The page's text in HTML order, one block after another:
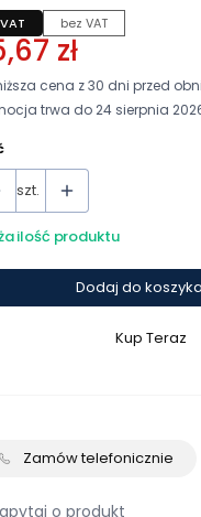
bez VAT
zł
cena z 30 dni przed
trwa do 24 sierpnia
szt.
ilość produktu
Dodaj do koszyka
Szybki
MY2IN-
Kup Teraz
Zamów telefonicznie
o produkt